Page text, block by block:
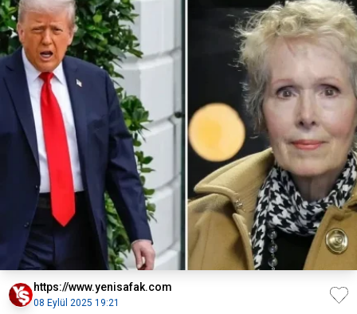
https://www.yenisafak.com
08 Eylül 2025 19:21